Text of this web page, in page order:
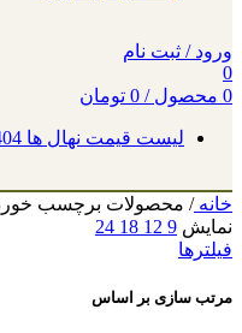
ورود / ثبت نام
0
0 محصول /
0 تومان
لیست قیمت نهال ها 1404
خانه/ محصولات برچسب
نمایش 9
12
18
24
فیلترها
مرتب سازی بر اساس